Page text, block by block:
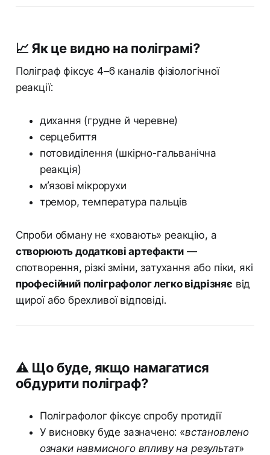
📈 Як це видно на поліграмі?
Поліграф фіксує 4–6 каналів фізіологічної
реакції:
дихання (грудне й черевне)
серцебиття
потовиділення (шкірно-гальванічна
реакція)
м’язові мікрорухи
тремор, температура пальців
Спроби обману не «ховають» реакцію, а
створюють додаткові артефакти—
спотворення, різкі зміни, затухання або піки, які
професійний поліграфолог легко відрізняє від
щирої або брехливої відповіді.
⚠️ Що буде, якщо намагатися
обдурити поліграф?
Поліграфолог фіксує спробу протидії
У висновку буде зазначено: «встановлено
ознаки навмисного впливу на результат»